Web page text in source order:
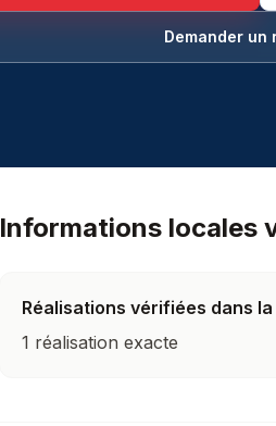
Demander un
Informations locales
Réalisations vérifiées dans
1 réalisation exacte